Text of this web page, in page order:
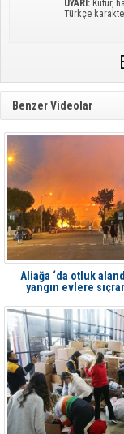
UYARI: Küfür,
Türkçe
Benzer Videolar
Aliağa ‘da otluk
yangın evlere